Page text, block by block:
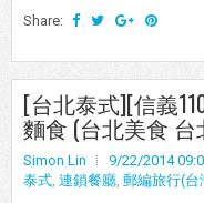
Share:
[台北泰式][信義
麵食 (台北美食 台
Simon Lin 9/22/2014
泰式, 連鎖餐廳, 郵編旅行(台